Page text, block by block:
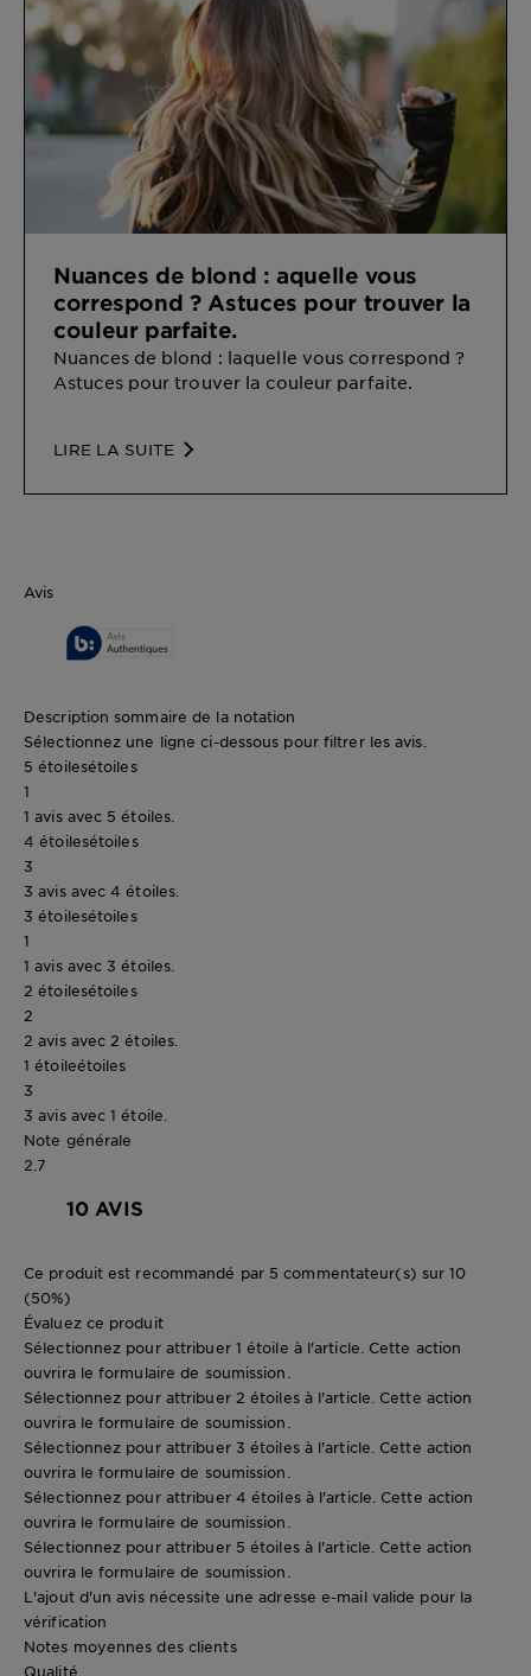
Nuances de blond : aquelle vous
correspond ? Astuces pour trouver la
couleur parfaite.
Nuances de blond : laquelle vous correspond ?
Astuces pour trouver la couleur parfaite.
LIRE LA SUITE
Avis
Description sommaire de la notation
Sélectionnez une ligne ci-dessous pour filtrer les avis.
5 étoilesétoiles
1
1 avis avec 5 étoiles.
4 étoilesétoiles
3
3 avis avec 4 étoiles.
3 étoilesétoiles
1
1 avis avec 3 étoiles.
2 étoilesétoiles
2
2 avis avec 2 étoiles.
1 étoileétoiles
3
3 avis avec 1 étoile.
Note générale
2.7
10 AVIS
Ce produit est recommandé par 5 commentateur(s) sur 10
(50%)
Évaluez ce produit
Sélectionnez pour attribuer 1 étoile à l'article. Cette action
ouvrira le formulaire de soumission.
Sélectionnez pour attribuer 2 étoiles à l'article. Cette action
ouvrira le formulaire de soumission.
Sélectionnez pour attribuer 3 étoiles à l'article. Cette action
ouvrira le formulaire de soumission.
Sélectionnez pour attribuer 4 étoiles à l'article. Cette action
ouvrira le formulaire de soumission.
Sélectionnez pour attribuer 5 étoiles à l'article. Cette action
ouvrira le formulaire de soumission.
L'ajout d'un avis nécessite une adresse e-mail valide pour la
vérification
Notes moyennes des clients
Qualité